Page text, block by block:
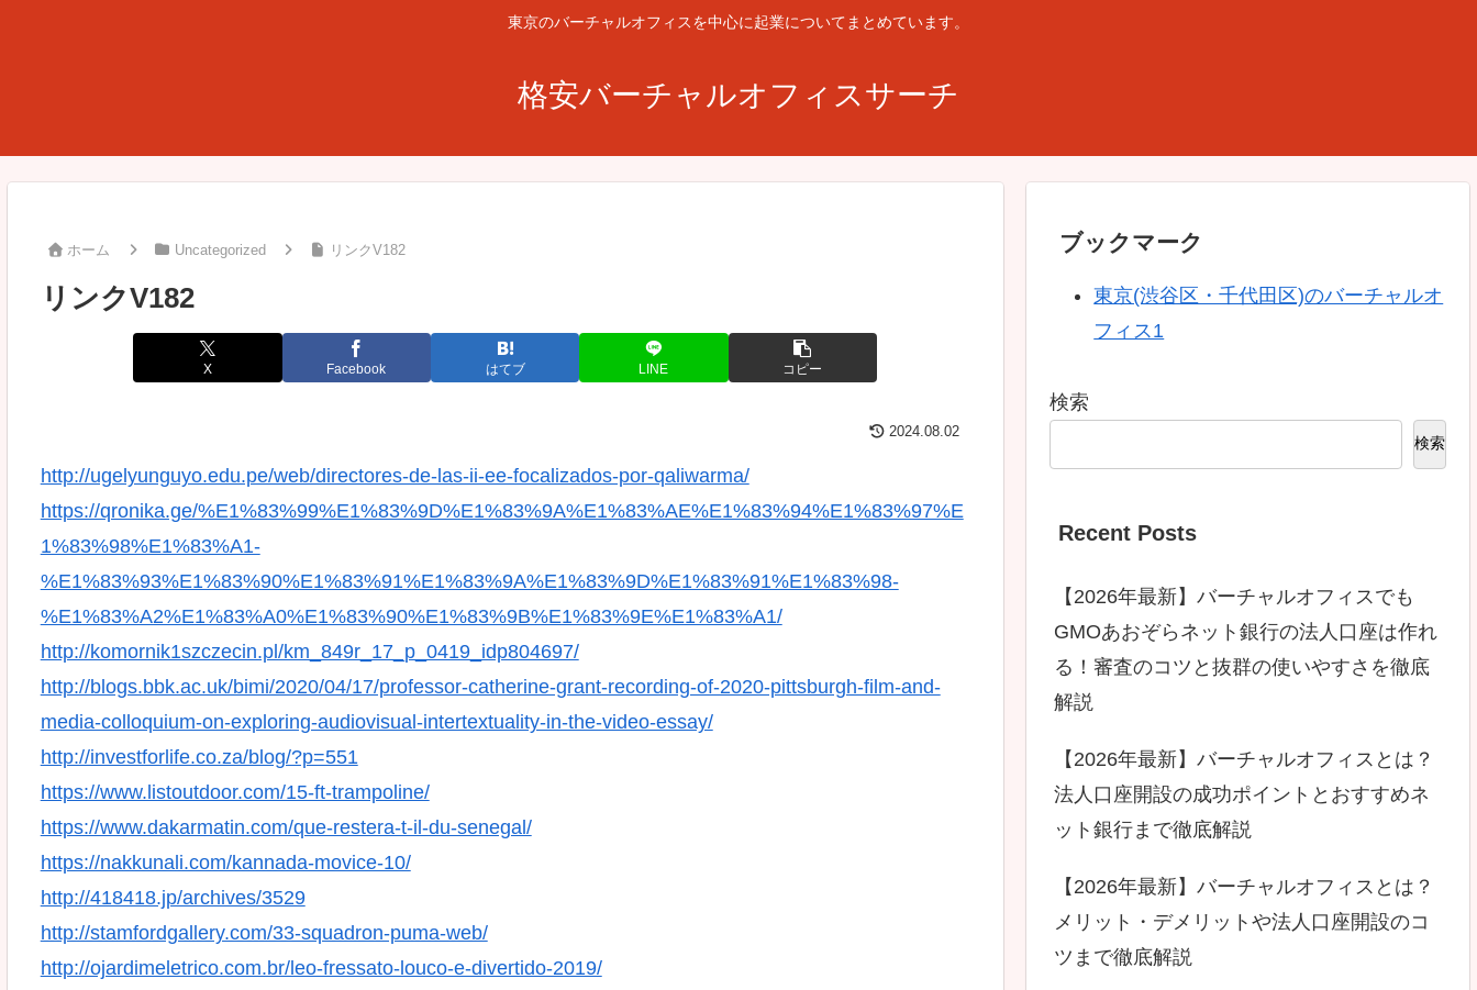
東京のバーチャルオフィスを中心に起業についてまとめています。
格安バーチャルオフィスサーチ
ホーム Uncategorized リンクV182
リンクV182
X Facebook はてブ LINE コピー
2024.08.02
http://ugelyunguyo.edu.pe/web/directores-de-las-ii-ee-focalizados-por-qaliwarma/
https://qronika.ge/%E1%83%99%E1%83%9D%E1%83%9A%E1%83%AE%E1%83%94%E1%83%97%E
1%83%98%E1%83%A1-
%E1%83%93%E1%83%90%E1%83%91%E1%83%9A%E1%83%9D%E1%83%91%E1%83%98-
%E1%83%A2%E1%83%A0%E1%83%90%E1%83%9B%E1%83%9E%E1%83%A1/
http://komornik1szczecin.pl/km_849r_17_p_0419_idp804697/
http://blogs.bbk.ac.uk/bimi/2020/04/17/professor-catherine-grant-recording-of-2020-pittsburgh-film-and-
media-colloquium-on-exploring-audiovisual-intertextuality-in-the-video-essay/
http://investforlife.co.za/blog/?p=551
https://www.listoutdoor.com/15-ft-trampoline/
https://www.dakarmatin.com/que-restera-t-il-du-senegal/
https://nakkunali.com/kannada-movice-10/
http://418418.jp/archives/3529
http://stamfordgallery.com/33-squadron-puma-web/
http://ojardimeletrico.com.br/leo-fressato-louco-e-divertido-2019/
ブックマーク
東京(渋谷区・千代田区)のバーチャルオ
フィス1
検索
検索
Recent Posts
【2026年最新】バーチャルオフィスでも
GMOあおぞらネット銀行の法人口座は作れ
る！審査のコツと抜群の使いやすさを徹底
解説
【2026年最新】バーチャルオフィスとは？
法人口座開設の成功ポイントとおすすめネ
ット銀行まで徹底解説
【2026年最新】バーチャルオフィスとは？
メリット・デメリットや法人口座開設のコ
ツまで徹底解説